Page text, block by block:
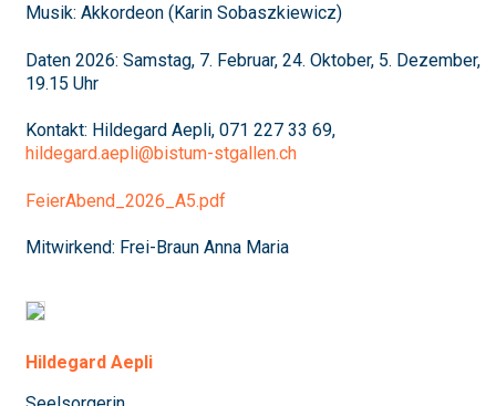
Musik: Akkordeon (Karin Sobaszkiewicz)
Daten 2026: Samstag, 7. Februar, 24. Oktober, 5. Dezember,
19.15 Uhr
Kontakt: Hildegard Aepli, 071 227 33 69,
hildegard.aepli@bistum-stgallen.ch
FeierAbend_2026_A5.pdf
Mitwirkend: Frei-Braun Anna Maria
Hildegard Aepli